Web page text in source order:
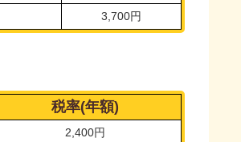
3,700円
税率(年額)
2,400円